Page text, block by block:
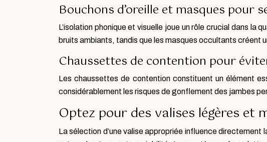
Bouchons d’oreille et masques pour
L’isolation phonique et visuelle joue un rôle crucial dans
bruits ambiants, tandis que les masques occultants créent
Chaussettes de contention pour
Les chaussettes de contention constituent un élément
considérablement les risques de gonflement des jambes
Optez pour des valises légères et
La sélection d’une valise appropriée influence